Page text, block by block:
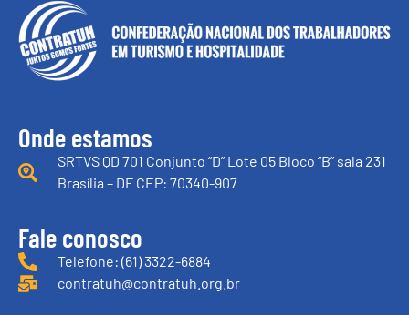
Onde estamos
SRTVS QD 701 Conjunto “D” Lote 05 Bloco “B” sala 231
Brasília – DF CEP: 70340-907
Fale conosco
Telefone: (61) 3322-6884
contratuh@contratuh.org.br